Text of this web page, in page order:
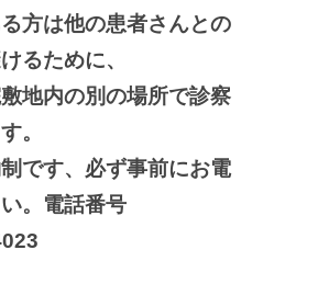
方は他の患者さんとの
るために、
内の別の場所で診察
。
です、必ず事前にお電
。電話番号